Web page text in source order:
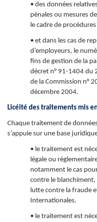
• des données
pénales ou mesures
le cadre de
• et dans les cas de
d’employeurs, le
fins de gestion de la
décret n° 91-1404 du
de la Commission n°
décembre 2004.
Licéité des traitements mis
Chaque traitement de
s’appuie sur une base
• le traitement est
légale ou
notamment le cas
contre le
lutte contre la fraude
Internationales.
• le traitement est